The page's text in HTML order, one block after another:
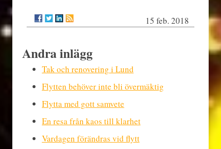
15 feb. 2018
Andra inlägg
Tak och renovering i Lund
Flytten behöver inte bli övermäktig
Flytta med gott samvete
En resa från kaos till klarhet
Vardagen förändras vid flytt